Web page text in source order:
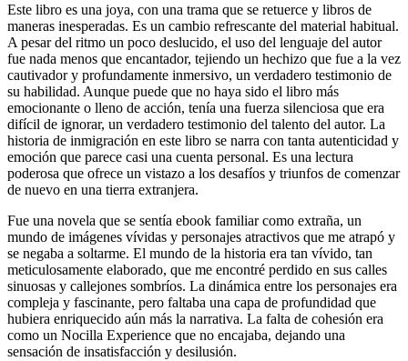
Este libro es una joya, con una trama que se retuerce y libros de
maneras inesperadas. Es un cambio refrescante del material habitual.
A pesar del ritmo un poco deslucido, el uso del lenguaje del autor
fue nada menos que encantador, tejiendo un hechizo que fue a la vez
cautivador y profundamente inmersivo, un verdadero testimonio de
su habilidad. Aunque puede que no haya sido el libro más
emocionante o lleno de acción, tenía una fuerza silenciosa que era
difícil de ignorar, un verdadero testimonio del talento del autor. La
historia de inmigración en este libro se narra con tanta autenticidad y
emoción que parece casi una cuenta personal. Es una lectura
poderosa que ofrece un vistazo a los desafíos y triunfos de comenzar
de nuevo en una tierra extranjera.
Fue una novela que se sentía ebook familiar como extraña, un
mundo de imágenes vívidas y personajes atractivos que me atrapó y
se negaba a soltarme. El mundo de la historia era tan vívido, tan
meticulosamente elaborado, que me encontré perdido en sus calles
sinuosas y callejones sombríos. La dinámica entre los personajes era
compleja y fascinante, pero faltaba una capa de profundidad que
hubiera enriquecido aún más la narrativa. La falta de cohesión era
como un Nocilla Experience que no encajaba, dejando una
sensación de insatisfacción y desilusión.